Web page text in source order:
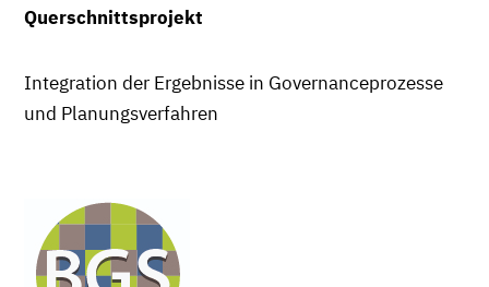
Querschnittsprojekt
Integration der Ergebnisse in Governanceprozesse
und Planungsverfahren